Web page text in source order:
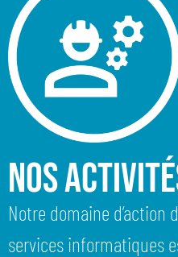
Nos
Notre domaine d’action
services informatiques